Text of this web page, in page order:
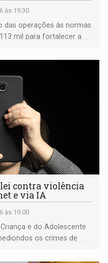
às 19:30
das operações às normas
mil para fortalecer a
lei contra violência
e via IA
às 19:00
e do Adolescente
os crimes de